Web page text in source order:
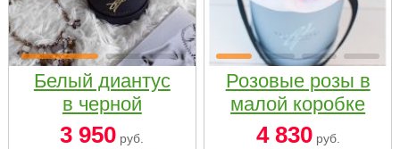
Белый диантус
в черной
коробке Small
3 950 руб.
Розовые розы в
малой коробке
4 830руб.